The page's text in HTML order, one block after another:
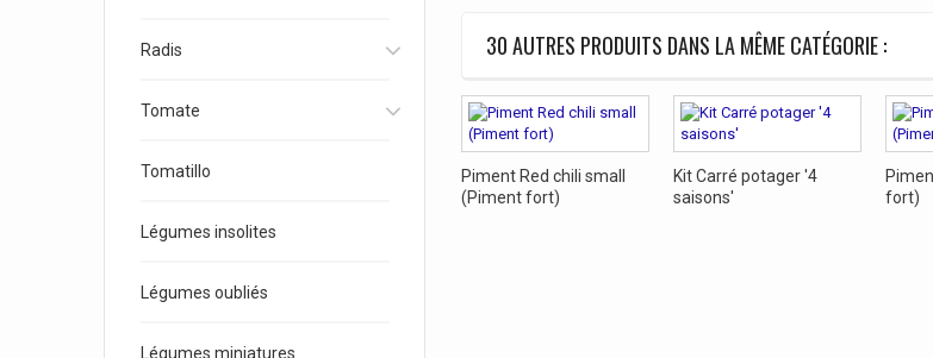
Radis
Tomate
Tomatillo
Légumes insolites
Légumes oubliés
Légumes miniatures
30 AUTRES PRODUITS DANS LA MÊME CATÉGORIE :
Piment Red chili small
(Piment fort)
Kit Carré potager '4
saisons'
fort)